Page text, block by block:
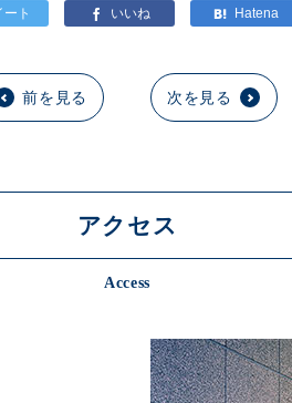
前を見る 次を見る
アクセス
Access